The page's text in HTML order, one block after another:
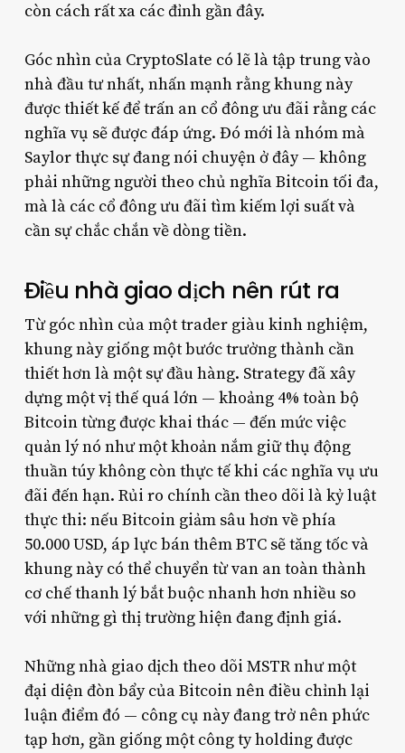
còn cách rất xa các đỉnh gần đây.
Góc nhìn của CryptoSlate có lẽ là tập trung vào
nhà đầu tư nhất, nhấn mạnh rằng khung này
được thiết kế để trấn an cổ đông ưu đãi rằng các
nghĩa vụ sẽ được đáp ứng. Đó mới là nhóm mà
Saylor thực sự đang nói chuyện ở đây — không
phải những người theo chủ nghĩa Bitcoin tối đa,
mà là các cổ đông ưu đãi tìm kiếm lợi suất và
cần sự chắc chắn về dòng tiền.
Điều nhà giao dịch nên rút ra
Từ góc nhìn của một trader giàu kinh nghiệm,
khung này giống một bước trưởng thành cần
thiết hơn là một sự đầu hàng. Strategy đã xây
dựng một vị thế quá lớn — khoảng 4% toàn bộ
Bitcoin từng được khai thác — đến mức việc
quản lý nó như một khoản nắm giữ thụ động
thuần túy không còn thực tế khi các nghĩa vụ ưu
đãi đến hạn. Rủi ro chính cần theo dõi là kỷ luật
thực thi: nếu Bitcoin giảm sâu hơn về phía
50.000 USD, áp lực bán thêm BTC sẽ tăng tốc và
khung này có thể chuyển từ van an toàn thành
cơ chế thanh lý bắt buộc nhanh hơn nhiều so
với những gì thị trường hiện đang định giá.
Những nhà giao dịch theo dõi MSTR như một
đại diện đòn bẩy của Bitcoin nên điều chỉnh lại
luận điểm đó — công cụ này đang trở nên phức
tạp hơn, gần giống một công ty holding được